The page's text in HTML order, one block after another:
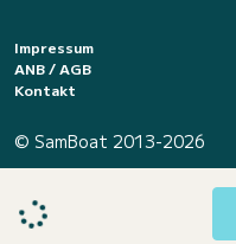
Impressum
ANB / AGB
Kontakt
© SamBoat 2013-2026